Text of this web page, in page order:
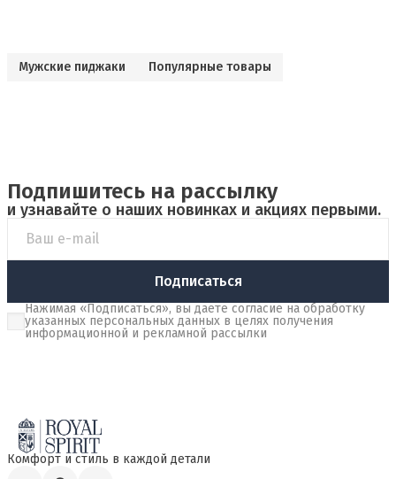
Мужские пиджаки Популярные товары
Подпишитесь на рассылку
и узнавайте о наших новинках и акциях первыми.
Подписаться
Нажимая «Подписаться», вы даете согласие на обработку
указанных персональных данных в целях получения
информационной и рекламной рассылки
Комфорт и стиль в каждой детали